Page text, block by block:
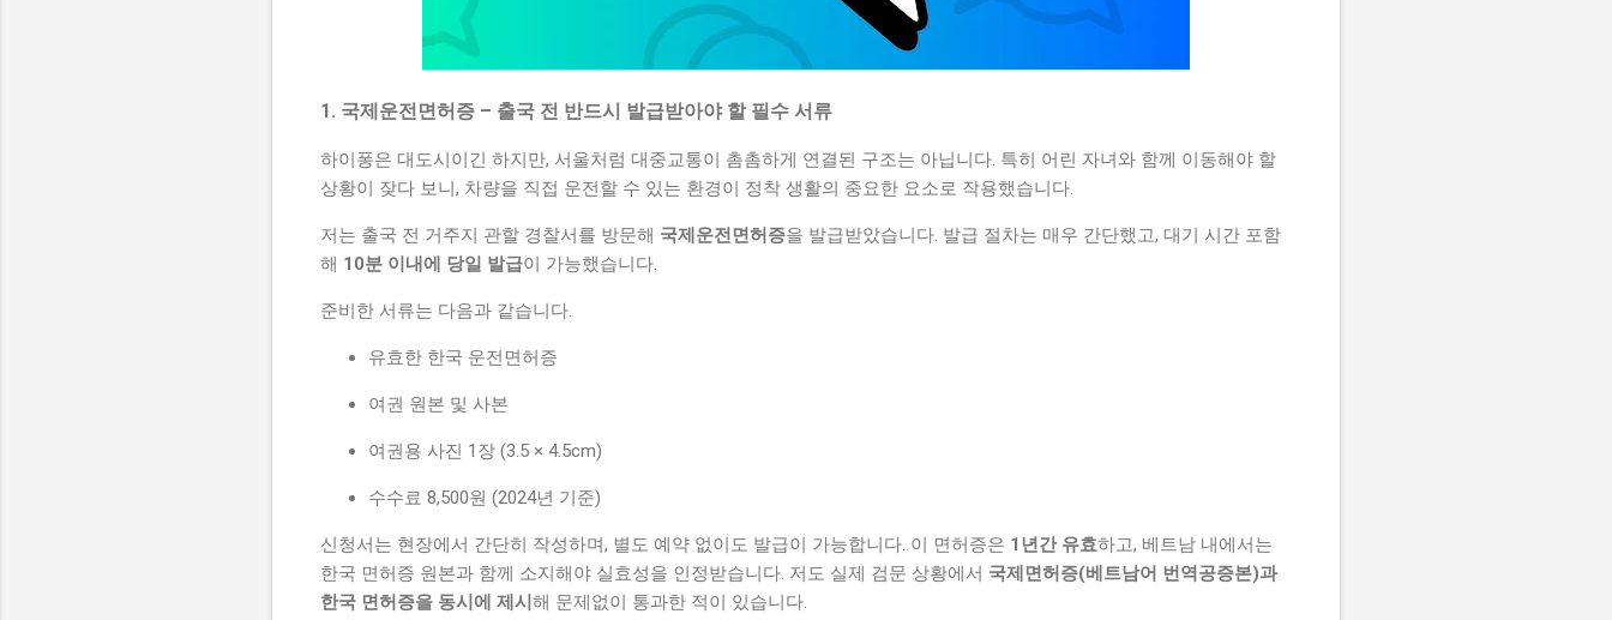
1. 국제운전면허증 – 출국 전 반드시 발급받아야 할 필수 서류
하이퐁은 대도시이긴 하지만, 서울처럼 대중교통이 촘촘하게 연결된 구조는 아닙니다. 특히 어린 자녀와 함께 이동해야 할
상황이 잦다 보니, 차량을 직접 운전할 수 있는 환경이 정착 생활의 중요한 요소로 작용했습니다.
저는 출국 전 거주지 관할 경찰서를 방문해 국제운전면허증을 발급받았습니다. 발급 절차는 매우 간단했고, 대기 시간 포함
해 10분 이내에 당일 발급이 가능했습니다.
준비한 서류는 다음과 같습니다.
유효한 한국 운전면허증
여권 원본 및 사본
여권용 사진 1장 (3.5 × 4.5cm)
수수료 8,500원 (2024년 기준)
신청서는 현장에서 간단히 작성하며, 별도 예약 없이도 발급이 가능합니다. 이 면허증은 1년간 유효하고, 베트남 내에서는
한국 면허증 원본과 함께 소지해야 실효성을 인정받습니다. 저도 실제 검문 상황에서 국제면허증(베트남어 번역공증본)과
한국 면허증을 동시에 제시 해 문제없이 통과한 적이 있습니다.